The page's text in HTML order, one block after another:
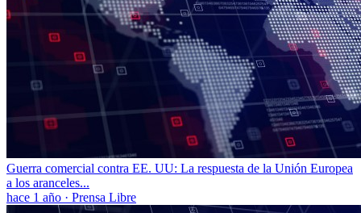
Guerra comercial contra EE. UU: La respuesta de la Unión Europea
a los aranceles...
hace 1 año · Prensa Libre